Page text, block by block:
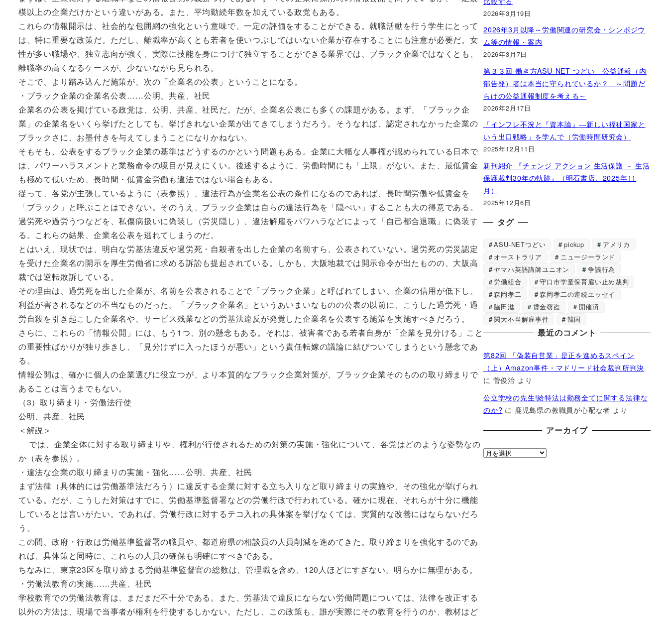
模以上の企業だけかという違いがある。また、平均勤続年数を加えている政党もある。
これらの情報開示は、社会的な包囲網の強化という意味で、一定の評価をすることができる。就職活動を行う学生にとって
は、特に重要な政策だ。ただし、離職率が高くとも若者を使いつぶしてはいない企業が存在することにも注意が必要だ。女
性が多い職場や、独立志向が強く、実際に技能を身につけて独立することができる業界では、ブラック企業ではなくとも、
離職率の高くなるケースが、少ないながら見られる。
そこで、より踏み込んだ施策が、次の「企業名の公表」ということになる。
・ブラック企業の企業名公表……公明、共産、社民
企業名の公表を掲げている政党は、公明、共産、社民だ。だが、企業名公表にも多くの課題がある。まず、「ブラック企
業」の企業名をいくら挙げたとしても、挙げきれない企業が出てきてしまうだろう。そうなれば、認定されなかった企業の
ブラックさに、お墨付きを与えてしまうことになりかねない。
そもそも、公表をするブラック企業の基準はどうするのかという問題もある。企業に大幅な人事権が認められている日本で
は、パワーハラスメントと業務命令の境目が見えにくい。後述するように、労働時間にも「上限」がない。また、最低賃金
も極めて低いため、長時間・低賃金労働も違法ではない場合もある。
従って、各党が主張しているように（表参照）、違法行為が企業名公表の条件になるのであれば、長時間労働や低賃金を
「ブラック」と呼ぶことはできない。そのうえ、ブラック企業は自らの違法行為を「隠ぺい」することも大の得意である。
過労死や過労うつなどを、私傷病扱いに偽装し（労災隠し）、違法解雇をパワハラなどによって「自己都合退職」に偽装す
る。これらの結果、企業名公表を逃れてしまうのだ。
とはいえ、現状では、明白な労基法違反や過労死・自殺者を出した企業の名前すら、公表されていない。過労死の労災認定
を受けた企業名の開示を厚生労働省に求める訴訟も提起されている。しかも、大阪地裁では開示命令が出たものの、大阪高
裁では逆転敗訴している。
その理由は、過労死を出した企業が、名前を公表されることで「ブラック企業」と呼ばれてしまい、企業の信用が低下し、
利益が害されるなどの不当なものだった。「ブラック企業名」というあいまいなものの公表の以前に、こうした過労死・過
労自殺を引き起こした企業名や、サービス残業などの労基法違反が発覚した企業名を公表する施策を実施すべきだろう。
さらに、これらの「情報公開」には、もう1つ、別の懸念もある。それは、被害者である若者自身が「企業を見分ける」こと
の重要性ばかりが独り歩きし、「見分けずに入ったほうが悪い」という責任転嫁の議論に結びついてしまうという懸念であ
る。
情報公開は、確かに個人の企業選びに役立つが、より本質的なブラック企業対策が、ブラック企業そのものの取り締まりで
あることは言うまでもない。
（3）取り締まり・労働法行使
公明、共産、社民
＜解説＞
では、企業全体に対する取り締まりや、権利が行使されるための対策の実施・強化について、各党はどのような姿勢なの
か（表を参照）。
・違法な企業の取り締まりの実施・強化……公明、共産、社民
まず法律（具体的には労働基準法だろう）に違反する企業に対する立ち入りなど取り締まりの実施や、その強化が挙げられ
ている。だが、こうした対策はすでに、労働基準監督署などの労働行政で行われている。確かに現在、それらが十分に機能
しているとは言いがたい。であれば、労働行政に対するテコ入れの具体案を挙げなくては、実質的な改善にはならないだろ
う。
この間、政府・行政は労働基準監督署の職員や、都道府県の相談員の人員削減を進めてきた。取り締まりを強化するのであ
れば、具体策と同時に、これらの人員の確保も明確にすべきである。
ちなみに、東京23区を取り締まる労働基準監督官の総数は、管理職を含め、120人ほどにすぎない。明らかに無理がある。
・労働法教育の実施……共産、社民
学校教育での労働法教育は、まだまだ不十分である。また、労基法で違反にならない労働問題については、法律を改正する
以外の方法は、現場で当事者が権利を行使するしかない。ただし、この政策も、誰が実際にその教育を行うのか、教材はど
2026年3月19日
2026年3月以降～労働関連の研究会・シンポジウ
ム等の情報・案内
2026年3月7日
第３３回 働き方ASU-NET つどい 公益通報（内
部告発）者は本当に守られているか？ ～問題だ
らけの公益通報制度を考える～
2026年2月17日
「インフレ不況と『資本論』―新しい福祉国家と
いう出口戦略」を学んで（労働時間研究会）
2025年12月11日
新刊紹介 『チェンジ アクション 生活保護 － 生活
保護裁判30年の軌跡』（明石書店、2025年11
月）
2025年12月6日
タグ
ASU-NETつどい pickup
アメリカ
オーストラリア
ニュージーランド
ヤマハ英語講師ユニオン
争議行為
労働組合
守口市学童保育雇い止め裁判
森岡孝二
森岡孝二の連続エッセイ
脇田滋
賃金窃盗
開催済
関大不当解雇事件
韓国
最近のコメント
第82回 「偽装自営業」是正を進めるスペイン
（上）Amazon事件・マドリード社会裁判所判決
に 菅俊治 より
公立学校の先生!給特法は勤務全てに関する法律な
のか? に 鹿児島県の教職員が心配な者 より
アーカイブ
ア